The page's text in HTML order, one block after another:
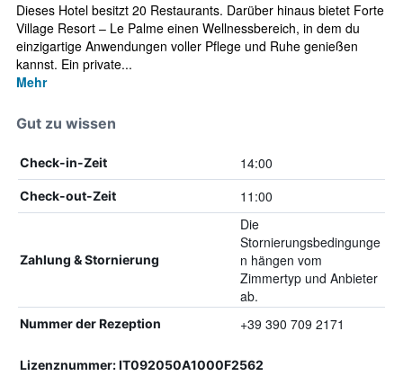
Dieses Hotel besitzt 20 Restaurants. Darüber hinaus bietet Forte
Village Resort – Le Palme einen Wellnessbereich, in dem du
einzigartige Anwendungen voller Pflege und Ruhe genießen
kannst. Ein private...
Mehr
Gut zu wissen
Check-in-Zeit 14:00
Check-out-Zeit 11:00
Zahlung & Stornierung
Die
Stornierungsbedingunge
n hängen vom
Zimmertyp und Anbieter
ab.
Nummer der Rezeption +39 390 709 2171
Lizenznummer: IT092050A1000F2562